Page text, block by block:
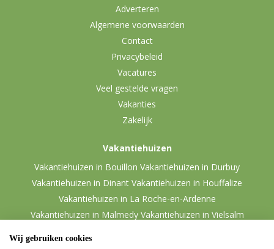
Adverteren
Algemene voorwaarden
Contact
Privacybeleid
Vacatures
Veel gestelde vragen
Vakanties
Zakelijk
Vakantiehuizen
Vakantiehuizen in Bouillon Vakantiehuizen in Durbuy
Vakantiehuizen in Dinant Vakantiehuizen in Houffalize
Vakantiehuizen in La Roche-en-Ardenne
Vakantiehuizen in Malmedy Vakantiehuizen in Vielsalm
Wij gebruiken cookies